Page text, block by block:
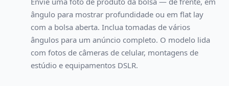
ângulo para mostrar profundidade ou em flat lay
com a bolsa aberta. Inclua tomadas de vários
ângulos para um anúncio completo. O modelo lida
com fotos de câmeras de celular, montagens de
estúdio e equipamentos DSLR.